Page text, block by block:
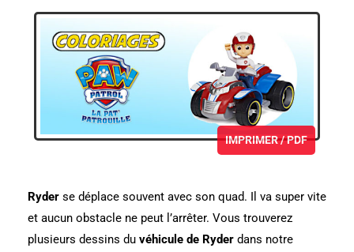
IMPRIMER / PDF
Ryder se déplace souvent avec son quad. Il va super vite
et aucun obstacle ne peut l’arrêter. Vous trouverez
plusieurs dessins du véhicule de Ryder dans notre